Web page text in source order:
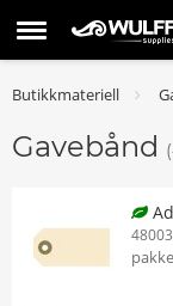
Butikkmateriell
Gavebånd